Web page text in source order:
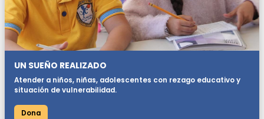
UN SUEÑO REALIZADO
Atender a niños, niñas, adolescentes con rezago educativo y
situación de vulnerabilidad.
Dona